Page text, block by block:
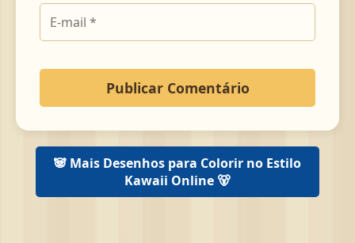
🐼 Mais Desenhos para Colorir no Estilo
Kawaii Online 🐻